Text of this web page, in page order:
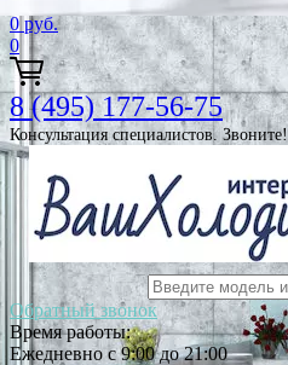
0 руб.
0
8 (495) 177-56-75
Консультация специалистов. Звоните!
Обратный звонок
Время работы:
Ежедневно с 9:00 до 21:00